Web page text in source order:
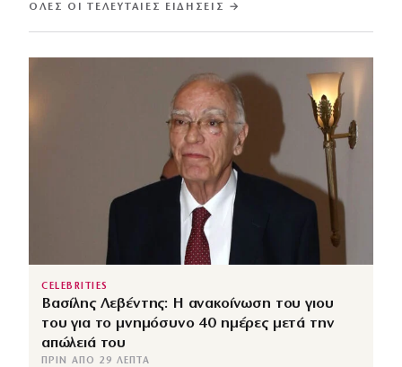
ΌΛΕΣ ΟΙ ΤΕΛΕΥΤΑΊΕΣ ΕΙΔΉΣΕΙΣ →
CELEBRITIES
Βασίλης Λεβέντης: Η ανακοίνωση του γιου
του για το μνημόσυνο 40 ημέρες μετά την
απώλειά του
ΠΡΙΝ ΑΠΌ 29 ΛΕΠΤΆ